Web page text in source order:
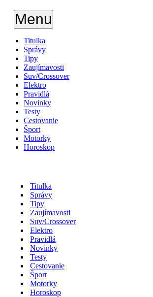
Menu
Titulka
Správy
Tipy
Zaujímavosti
Suv/Crossover
Elektro
Pravidlá
Novinky
Testy
Cestovanie
Šport
Motorky
Horoskop
Titulka
Správy
Tipy
Zaujímavosti
Suv/Crossover
Elektro
Pravidlá
Novinky
Testy
Cestovanie
Šport
Motorky
Horoskop